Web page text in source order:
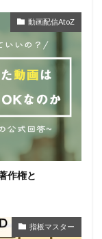
動画配信AtoZ
作権と
指板マスター